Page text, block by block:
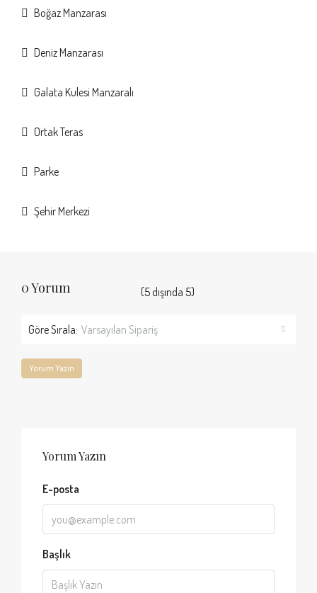
Boğaz Manzarası
Deniz Manzarası
Galata Kulesi Manzaralı
Ortak Teras
Parke
Şehir Merkezi
0 Yorum (5dışında 5)
Göre Sırala: Varsayılan Sipariş
Yorum Yazın
Yorum Yazın
E-posta
Başlık